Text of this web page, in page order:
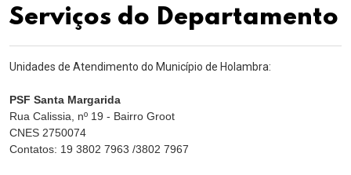
Serviços do Departamento
Unidades de Atendimento do Município de Holambra:
PSF Santa Margarida
Rua Calissia, nº 19 - Bairro Groot
CNES 2750074
Contatos: 19 3802 7963 /3802 7967